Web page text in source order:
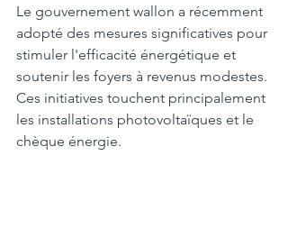
Le gouvernement wallon a récemment
adopté des mesures significatives pour
stimuler l'efficacité énergétique et
soutenir les foyers à revenus modestes.
Ces initiatives touchent principalement
les installations photovoltaïques et le
chèque énergie.